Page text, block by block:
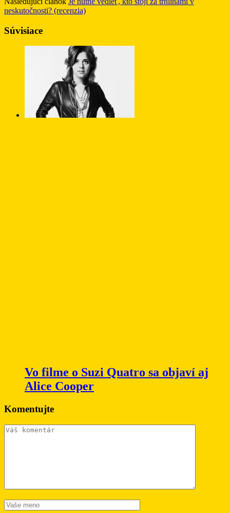
neskutočnosti? (recenzia)
Súvisiace
Vo filme o Suzi Quatro sa objaví aj
Alice Cooper
Komentujte